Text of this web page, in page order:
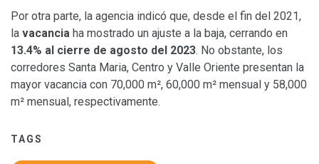
Por otra parte, la agencia indicó que, desde el fin del 2021,
la vacancia ha mostrado un ajuste a la baja, cerrando en
13.4% al cierre de agosto del 2023. No obstante, los
corredores Santa Maria, Centro y Valle Oriente presentan la
mayor vacancia con 70,000 m², 60,000 m² mensual y 58,000
m² mensual, respectivamente.
TAGS